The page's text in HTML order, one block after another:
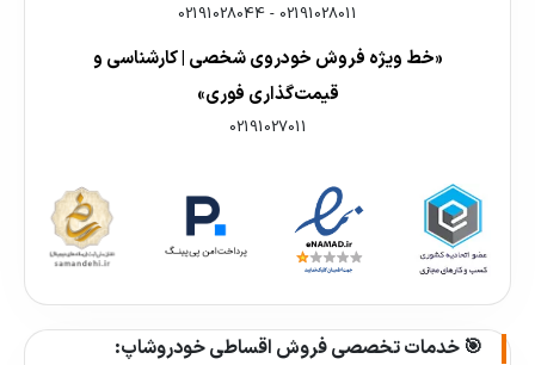
02191028011
-
02191028044
«خط ویژه فروش خودروی شخصی | کارشناسی و
قیمت‌گذاری فوری»
02191027011
🎯 خدمات تخصصی فروش اقساطی خودروشاپ: